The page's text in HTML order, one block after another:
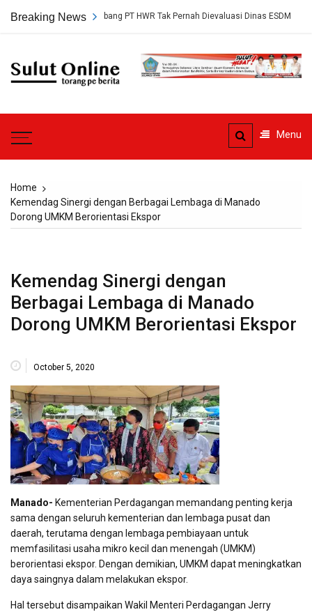
Breaking News
Tambang PT HWR Tak Pernah Dievaluasi Dinas ESDM
Sulut
Menu
Home
Kemendag Sinergi dengan Berbagai Lembaga di Manado
Dorong UMKM Berorientasi Ekspor
Kemendag Sinergi dengan
Berbagai Lembaga di Manado
Dorong UMKM Berorientasi Ekspor
October 5, 2020
Manado- Kementerian Perdagangan memandang penting kerja
sama dengan seluruh kementerian dan lembaga pusat dan
daerah, terutama dengan lembaga pembiayaan untuk
memfasilitasi usaha mikro kecil dan menengah (UMKM)
berorientasi ekspor. Dengan demikian, UMKM dapat meningkatkan
daya saingnya dalam melakukan ekspor.
Hal tersebut disampaikan Wakil Menteri Perdagangan Jerry